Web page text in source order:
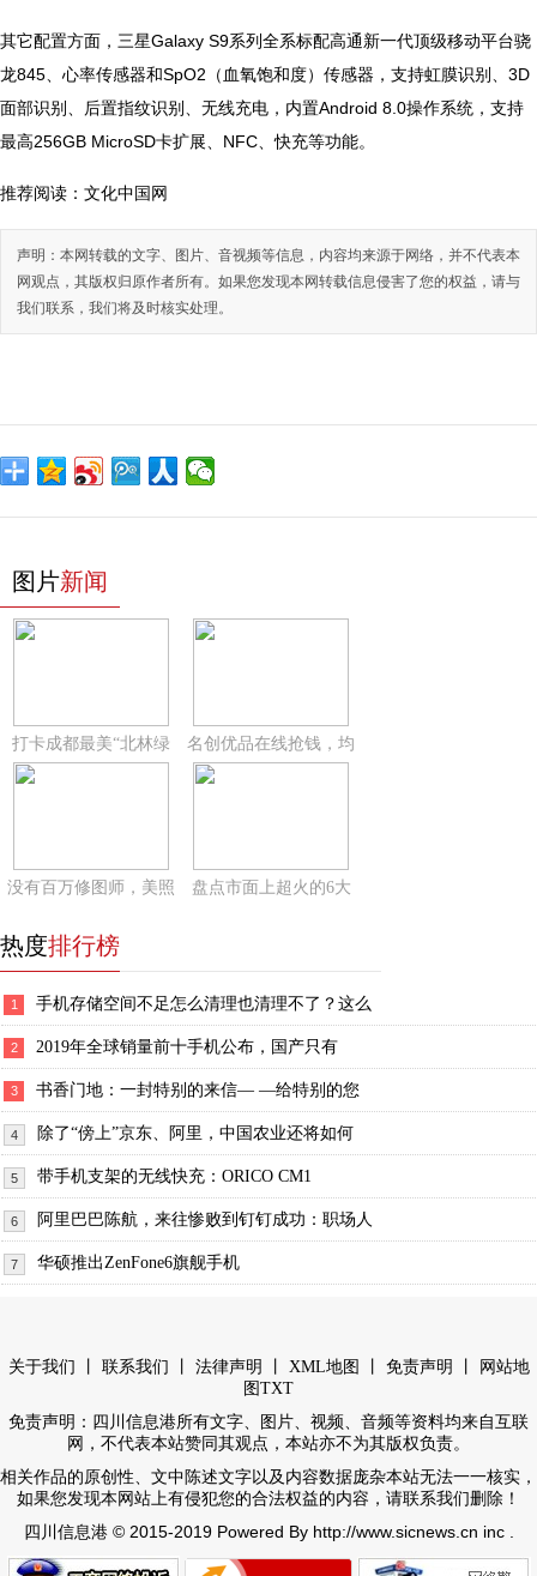
其它配置方面，三星Galaxy S9系列全系标配高通新一代顶级移动平台骁
龙845、心率传感器和SpO2（血氧饱和度）传感器，支持虹膜识别、3D
面部识别、后置指纹识别、无线充电，内置Android 8.0操作系统，支持
最高256GB MicroSD卡扩展、NFC、快充等功能。
推荐阅读： 文化中国网
声明：本网转载的文字、图片、音视频等信息，内容均来源于网络，并不代表本
网观点，其版权归原作者所有。如果您发现本网转载信息侵害了您的权益，请与
我们联系，我们将及时核实处理。
图片新闻
打卡成都最美“北林绿 名创优品在线抢钱，均
没有百万修图师，美照 盘点市面上超火的6大
热度排行榜
1 手机存储空间不足怎么清理也清理不了？这么
2 2019年全球销量前十手机公布，国产只有
3 书香门地：一封特别的来信— —给特别的您
4 除了“傍上”京东、阿里，中国农业还将如何
5 带手机支架的无线快充：ORICO CM1
6 阿里巴巴陈航，来往惨败到钉钉成功：职场人
7 华硕推出ZenFone6旗舰手机
关于我们 联系我们 法律声明 XML地图 免责声明
网站地
图 TXT
免责声明：四川信息港所有文字、图片、视频、音频等资料均来自互联
网，不代表本站赞同其观点，本站亦不为其版权负责。
相关作品的原创性、文中陈述文字以及内容数据庞杂本站无法一一核实，
如果您发现本网站上有侵犯您的合法权益的内容，请联系我们删除！
四川信息港© 2015-2019 Powered By http://www.sicnews.cn inc .